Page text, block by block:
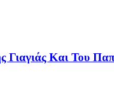
Γιαγιάς Και Του